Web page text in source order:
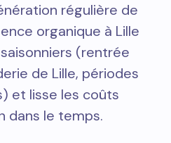
régulière de
organique à Lille
(rentrée
de Lille, périodes
et lisse les coûts
dans le temps.